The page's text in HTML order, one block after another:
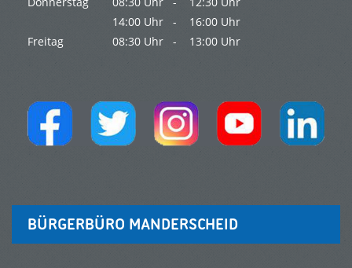
14:00 Uhr -
16:00 Uhr
Freitag
08:30 Uhr - 13:00 Uhr
BÜRGERBÜRO MANDERSCHEID